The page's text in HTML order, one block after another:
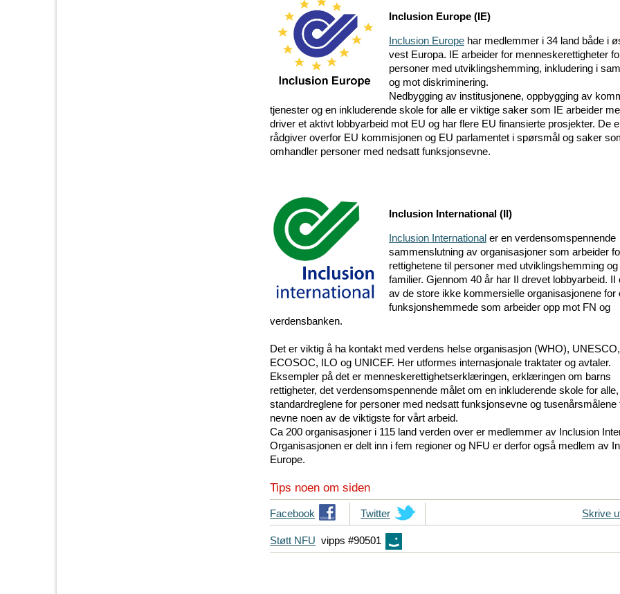
Inclusion Europe (IE)
Inclusion Europe har medlemmer i 34 land både i
vest Europa. IE arbeider for menneskerettigheter
personer med utviklingshemming, inkludering i
og mot diskriminering.
Nedbygging av institusjonene, oppbygging av
tjenester og en inkluderende skole for alle er viktige saker som IE arbeider
driver et aktivt lobbyarbeid mot EU og har flere EU finansierte prosjekter. De
rådgiver overfor EU kommisjonen og EU parlamentet i spørsmål og saker
omhandler personer med nedsatt funksjonsevne.
Inclusion International (II)
Inclusion International er en verdensomspennende
sammenslutning av organisasjoner som arbeider
rettighetene til personer med utviklingshemming
familier. Gjennom 40 år har II drevet lobbyarbeid. II
av de store ikke kommersielle organisasjonene for
funksjonshemmede som arbeider opp mot FN og
verdensbanken.
Det er viktig å ha kontakt med verdens helse organisasjon (WHO), UNESCO,
ECOSOC, ILO og UNICEF. Her utformes internasjonale traktater og avtaler.
Eksempler på det er menneskerettighetserklæringen, erklæringen om barns
rettigheter, det verdensomspennende målet om en inkluderende skole for alle,
standardreglene for personer med nedsatt funksjonsevne og tusenårsmålene
nevne noen av de viktigste for vårt arbeid.
Ca 200 organisasjoner i 115 land verden over er medlemmer av Inclusion
Organisasjonen er delt inn i fem regioner og NFU er derfor også medlem av
Europe.
Tips noen om siden
T
i
p
Facebook
T
i
p
Twitter Skrive
Støtt NFU vipps #90501